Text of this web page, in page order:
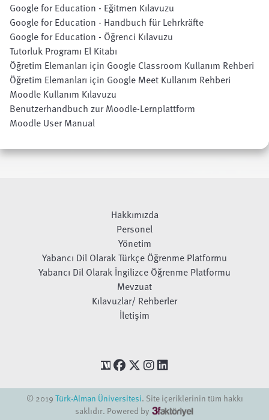
Google for Education - Eğitmen Kılavuzu
Google for Education - Handbuch für Lehrkräfte
Google for Education - Öğrenci Kılavuzu
Tutorluk Programı El Kitabı
Öğretim Elemanları için Google Classroom Kullanım Rehberi
Öğretim Elemanları için Google Meet Kullanım Rehberi
Moodle Kullanım Kılavuzu
Benutzerhandbuch zur Moodle-Lernplattform
Moodle User Manual
Hakkımızda
Personel
Yönetim
Yabancı Dil Olarak Türkçe Öğrenme Platformu
Yabancı Dil Olarak İngilizce Öğrenme Platformu
Mevzuat
Kılavuzlar/ Rehberler
İletişim
© 2019Türk-Alman Üniversitesi. Site içeriklerinin tüm hakkı
saklıdır. Powered by